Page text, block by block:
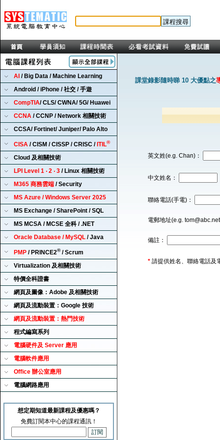
AI / Big Data / Machine Learning
Android / iPhone / 社交 / 手遊
CompTIA/ CLS/ CWNA/ 5G/ Huawei
CCNA / CCNP / Network 相關技術
CCSA/ Fortinet/ Juniper/ Palo Alto
CISA / CISM / CISSP / CRISC / ITIL®
Cloud 及相關技術
LPI Level 1 ‧ 2 ‧ 3 / Linux 相關技術
M365 商務雲端 / Security
MS Azure / Windows Server 2025
MS Exchange / SharePoint / SQL
MS MCSA / MCSE 全科 / .NET
Oracle Database / MySQL / Java
PMP / PRINCE2®/ Scrum
Virtualization 及相關技術
特價全科證書
網頁及圖像：Adobe 及相關技術
網頁及流動裝置：Google 技術
網頁及流動裝置：熱門技術
程式編寫系列
電腦硬件及 Server 應用
電腦軟件應用
Office 辦公室應用
電腦網路應用
想定期知道最新課程及優惠嗎？
免費訂閱本中心的課程通訊！
課堂錄影隨時睇 10 大優點之
英文姓(e.g. Chan)：
中文姓名：
聯絡電話(手電)：
電郵地址(e.g.
備註：
* 請提供姓名、聯絡電話及